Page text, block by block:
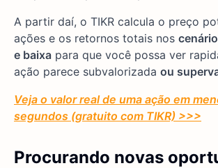
A partir daí, o TIKR calcula o preço
ações e os retornos totais nos
e baixa para que você possa ver
ação parece subvalorizada ou
Veja o valor real de uma ação em
segundos (gratuito com TIKR) >>>
Procurando novas